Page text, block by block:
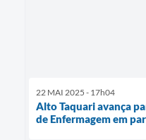
22 MAI 2025 - 17h04
Alto Taquari avança
de Enfermagem em